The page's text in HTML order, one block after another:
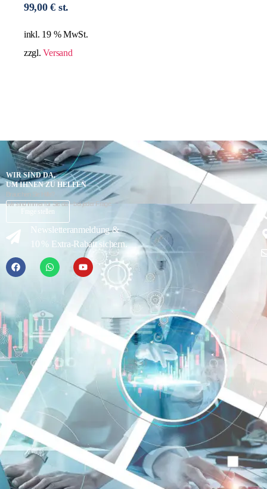
99,00€ st.
inkl. 19 % MwSt.
zzgl.Versand
WIR SIND DA,
UM IHNEN ZU HELFEN
Brauchen Sie Hilfe?
Wir sind immer für Sie da – bei jeder Frage.
Frage stellen
Newsletteranmeldung &
10 % Extra-Rabatt sichern.